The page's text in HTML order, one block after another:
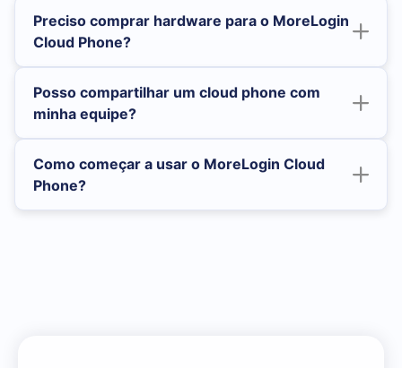
Preciso comprar hardware para o MoreLogin
Cloud Phone?
Posso compartilhar um cloud phone com
minha equipe?
Como começar a usar o MoreLogin Cloud
Phone?